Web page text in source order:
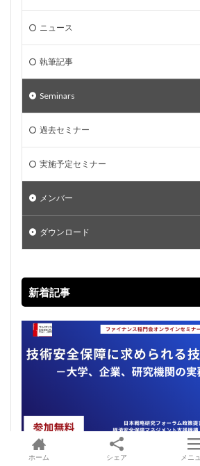
ニュース
執筆記事
Seminars
過去セミナー
実施予定セミナー
メンバー
ダウンロード
新着記事
ホーム シェア メニ